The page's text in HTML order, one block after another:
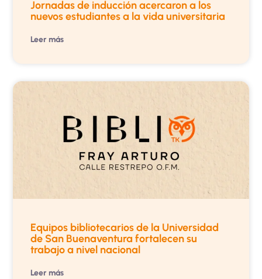
Jornadas de inducción acercaron a los
nuevos estudiantes a la vida universitaria
Leer más
Equipos bibliotecarios de la Universidad
de San Buenaventura fortalecen su
trabajo a nivel nacional
Leer más